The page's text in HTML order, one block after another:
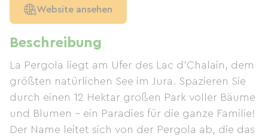
Beschreibung
La Pergola liegt am Ufer des Lac d’Chalain, dem
größten natürlichen See im Jura. Spazieren Sie
durch einen 12 Hektar großen Park voller Bäume
und Blumen – ein Paradies für die ganze Familie!
Der Name leitet sich von der Pergola ab, die das
Website ansehen